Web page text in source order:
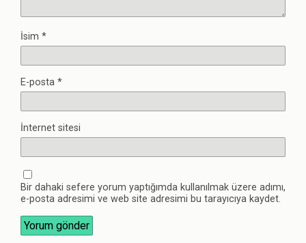
İsim *
E-posta *
İnternet sitesi
Bir dahaki sefere yorum yaptığımda kullanılmak üzere adımı,
e-posta adresimi ve web site adresimi bu tarayıcıya kaydet.